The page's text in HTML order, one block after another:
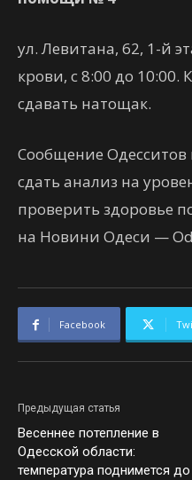
ул. Левитана, 62, 1-й
крови, с 8:00 до 10:00.
сдавать натощак.
Сообщение
сдать анализ на
проверить здоровье
на Новини Одеси —
Facebook
Предыдущая статья
Весеннее потепление в
Одесской области:
температура поднимется до